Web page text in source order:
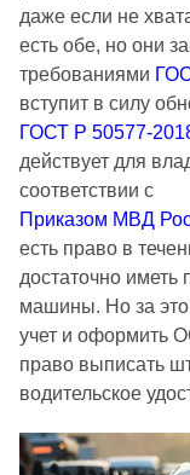
даже если не
есть обе, но они
требованиями
вступит в силу
ГОСТ Р 50577-
действует для
соответствии с
Приказом МВД
есть право в
достаточно иметь
машины. Но за
учет и оформить
право выписать
водительское